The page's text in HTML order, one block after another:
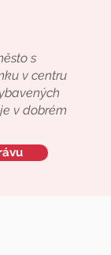
s
v centru
v dobrém